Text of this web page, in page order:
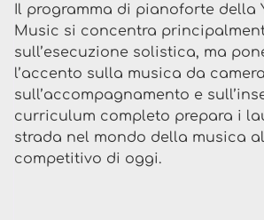
Il programma di pianoforte della
Music si concentra
sull’esecuzione solistica, ma
l’accento sulla musica da
sull’accompagnamento e
curriculum completo prepara i
strada nel mondo della musica
competitivo di oggi.